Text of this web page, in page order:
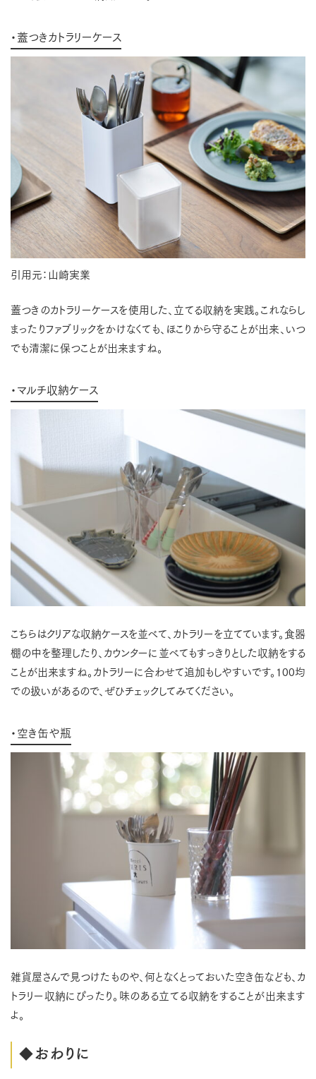
・蓋つきカトラリーケース
引用元：山崎実業
蓋つきのカトラリーケースを使用した、立てる収納を実践。これならし
まったりファブリックをかけなくても、ほこりから守ることが出来、いつ
でも清潔に保つことが出来ますね。
・マルチ収納ケース
こちらはクリアな収納ケースを並べて、カトラリーを立てています。食器
棚の中を整理したり、カウンターに並べてもすっきりとした収納をする
ことが出来ますね。カトラリーに合わせて追加もしやすいです。100均
での扱いがあるので、ぜひチェックしてみてください。
・空き缶や瓶
雑貨屋さんで見つけたものや、何となくとっておいた空き缶なども、カ
トラリー収納にぴったり。味のある立てる収納をすることが出来ます
よ。
◆おわりに